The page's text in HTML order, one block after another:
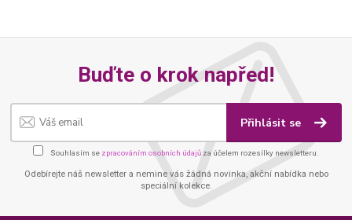
Buďte o krok napřed!
Přihlásit se
Souhlasím se zpracováním osobních údajů za účelem rozesílky newsletteru.
Odebírejte náš newsletter a nemine vás žádná novinka, akční nabídka nebo
speciální kolekce.